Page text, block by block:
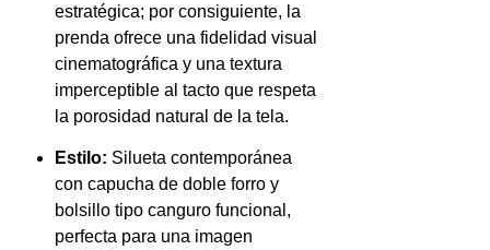
estratégica; por consiguiente, la
prenda ofrece una fidelidad visual
cinematográfica y una textura
imperceptible al tacto que respeta
la porosidad natural de la tela.
Estilo: Silueta contemporánea
con capucha de doble forro y
bolsillo tipo canguro funcional,
perfecta para una imagen